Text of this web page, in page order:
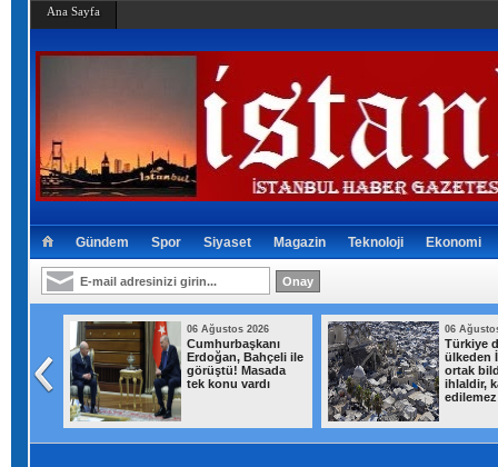
Ana Sayfa
Gündem Spor Siyaset Magazin Teknoloji Ekonomi
06 Ağustos 2026
Cumhurbaşkanı
Erdoğan, Bahçeli ile
görüştü! Masada
tek konu vardı
06
Türkiye
ülkeden
ortak
ihlaldir,
edilemez